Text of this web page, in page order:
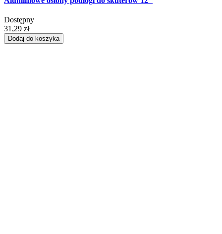
Dostępny
31,29 zł
Dodaj do koszyka